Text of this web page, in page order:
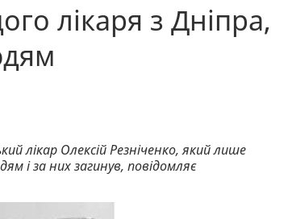
лікаря з Дніпра,
лікар Олексій Резніченко, який лише
і за них загинув, повідомляє